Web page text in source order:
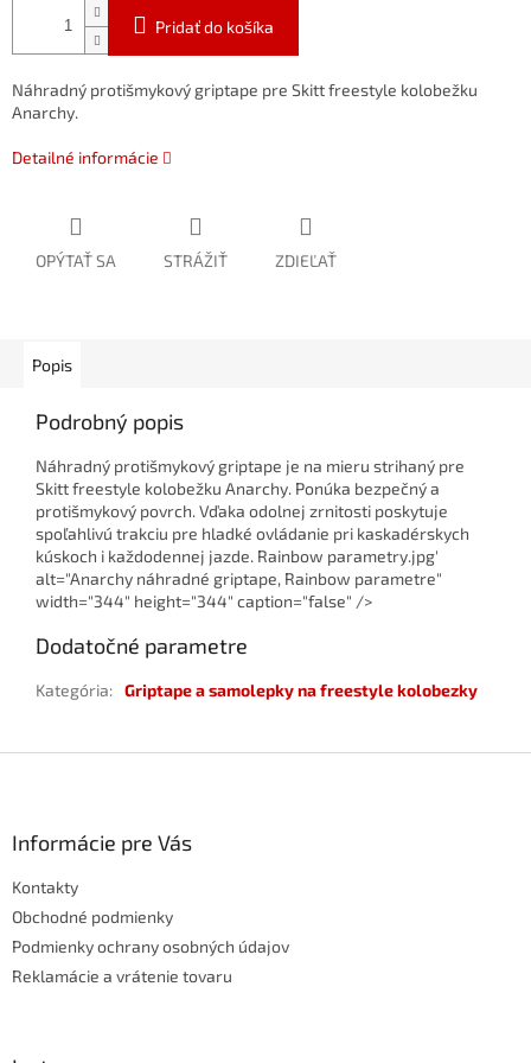
Pridať do košíka
Náhradný protišmykový griptape pre Skitt freestyle kolobežku
Anarchy.
Detailné informácie
OPÝTAŤ SA STRÁŽIŤ ZDIEĽAŤ
Popis
Podrobný popis
Náhradný protišmykový griptape je na mieru strihaný pre
Skitt freestyle kolobežku Anarchy. Ponúka bezpečný a
protišmykový povrch. Vďaka odolnej zrnitosti poskytuje
spoľahlivú trakciu pre hladké ovládanie pri kaskadérskych
kúskoch i každodennej jazde. Rainbow parametry.jpg'
alt="Anarchy náhradné griptape, Rainbow parametre"
width="344" height="344" caption="false" />
Dodatočné parametre
Kategória: Griptape a samolepky na freestyle kolobezky
Informácie pre Vás
Kontakty
Obchodné podmienky
Podmienky ochrany osobných údajov
Reklamácie a vrátenie tovaru